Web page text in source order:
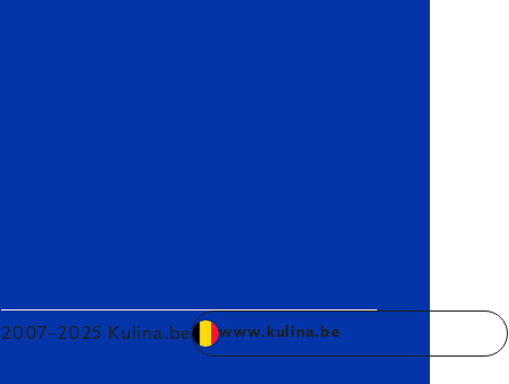
2007–2025 Kulina.be www.kulina.be